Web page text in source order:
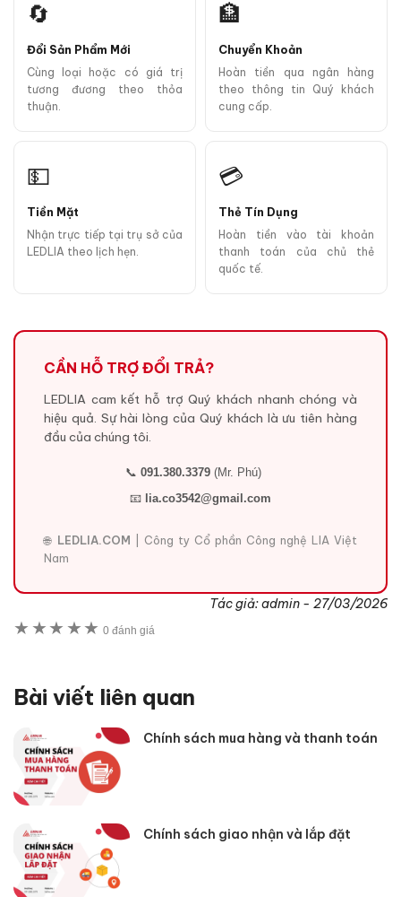
🔄
Đổi Sản Phẩm Mới
Cùng loại hoặc có giá trị
tương đương theo thỏa
thuận.
🏦
Chuyển Khoản
Hoàn tiền qua ngân hàng
theo thông tin Quý khách
cung cấp.
💵
Tiền Mặt
Nhận trực tiếp tại trụ sở của
LEDLIA theo lịch hẹn.
💳
Thẻ Tín Dụng
Hoàn tiền vào tài khoản
thanh toán của chủ thẻ
quốc tế.
CẦN HỖ TRỢ ĐỔI TRẢ?
LEDLIA cam kết hỗ trợ Quý khách nhanh chóng và
hiệu quả. Sự hài lòng của Quý khách là ưu tiên hàng
đầu của chúng tôi.
📞 091.380.3379 (Mr. Phú)
📧 lia.co3542@gmail.com
🌐 LEDLIA.COM | Công ty Cổ phần Công nghệ LIA Việt
Nam
Tác giả:admin - 27/03/2026
★ ★ ★ ★ ★ 0 đánh giá
Bài viết liên quan
Chính sách mua hàng và thanh toán
Chính sách giao nhận và lắp đặt